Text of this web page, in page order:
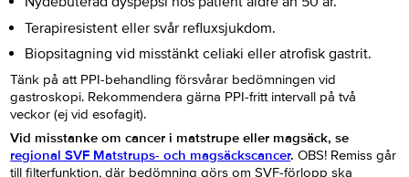
Terapiresistent eller svår refluxsjukdom.
Biopsitagning vid misstänkt celiaki eller atrofisk gastrit.
Tänk på att PPI-behandling försvårar bedömningen vid
gastroskopi. Rekommendera gärna PPI-fritt intervall på två
veckor (ej vid esofagit).
Vid misstanke om cancer i matstrupe eller magsäck, se
regional SVF Matstrups- och magsäckscancer.OBS! Remiss går
till filterfunktion, där bedömning görs om SVF-förlopp ska